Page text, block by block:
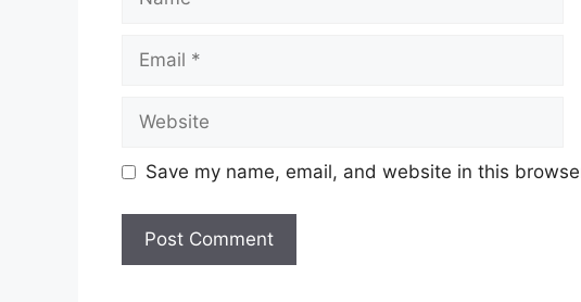
Email
Website
Save my name, email, and website in this